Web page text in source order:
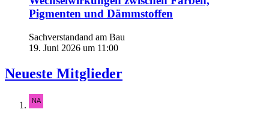
Pigmenten und Dämmstoffen
Sachverstandand am Bau
19. Juni 2026 um 11:00
Neueste Mitglieder